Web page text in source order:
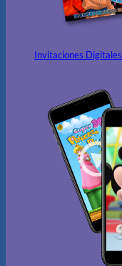
Invitaciones Digitales